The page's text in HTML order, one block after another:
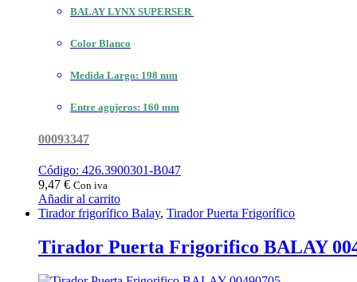
BALAY LYNX SUPERSER
Color Blanco
Medida Largo: 198 mm
Entre agujeros: 160 mm
00093347
Código: 426.3900301-B047
9,47 € Con iva
Añadir al carrito
Tirador frigorífico Balay, Tirador Puerta Frigorífico
Tirador Puerta Frigorifico BALAY